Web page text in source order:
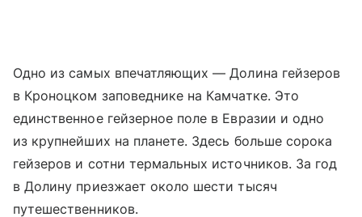
Одно из самых впечатляющих — Долина гейзеров
в Кроноцком заповеднике на Камчатке. Это
единственное гейзерное поле в Евразии и одно
из крупнейших на планете. Здесь больше сорока
гейзеров и сотни термальных источников. За год
в Долину приезжает около шести тысяч
путешественников.